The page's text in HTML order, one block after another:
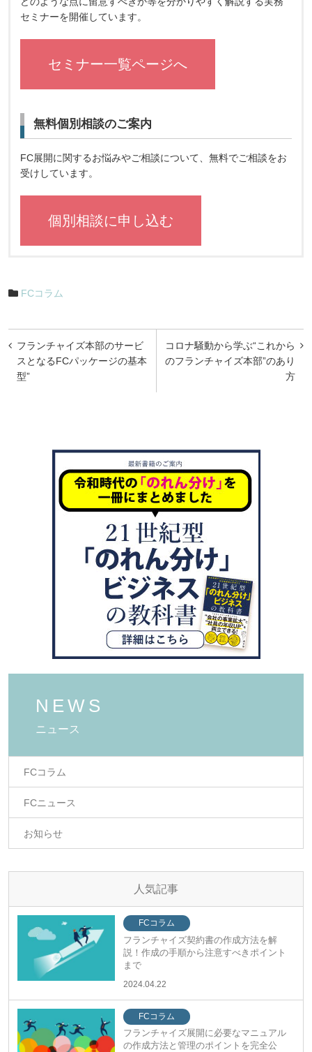
セミナーを開催しています。
セミナー一覧ページへ
無料個別相談のご案内
FC展開に関するお悩みやご相談について、無料でご相談をお
受けしています。
個別相談に申し込む
FCコラム
投
稿
ナ
コロナ騒動から学ぶ“これから
のフランチャイズ本部”のあり
方
フランチャイズ本部のサービ
スとなるFCパッケージの基本
型”
NEWS
ニュース
FCコラム
FCニュース
お知らせ
人気記事
FCコラム
フランチャイズ契約書の作成方法を解
説！作成の手順から注意すべきポイント
まで
2024.04.22
FCコラム
フランチャイズ展開に必要なマニュアル
の作成方法と管理のポイントを完全公